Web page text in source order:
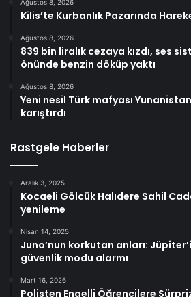
Ağustos 8, 2026
Kilis’te Kurbanlık Pazarında
Ağustos 8, 2026
839 bin liralık cezaya kızdı, ses
önünde benzin döküp yaktı
Ağustos 8, 2026
Yeni nesil Türk mafyası
karıştırdı
Rastgele Haberler
Aralık 3, 2025
Kocaeli Gölcük Halıdere Sahil
yenileme
Nisan 14, 2025
Juno’nun korkutan anları:
güvenlik modu alarmı
Mart 16, 2026
Polisten Engelli Öğrencilere